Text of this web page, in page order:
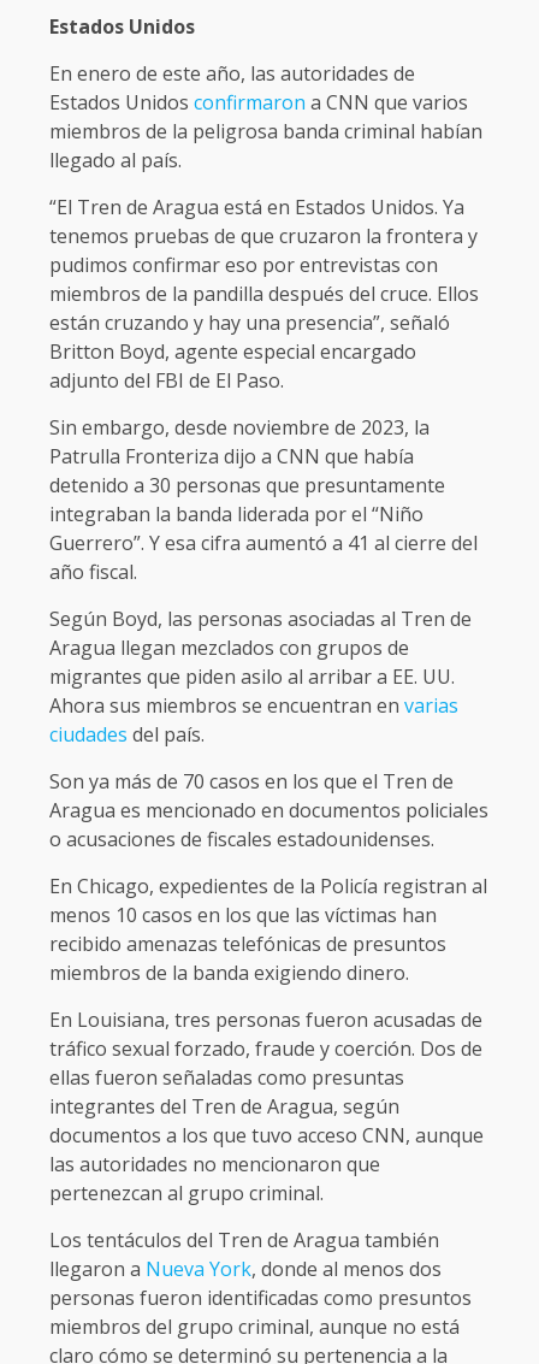
Estados Unidos
En enero de este año, las autoridades de
Estados Unidos confirmaron a CNN que varios
miembros de la peligrosa banda criminal habían
llegado al país.
“El Tren de Aragua está en Estados Unidos. Ya
tenemos pruebas de que cruzaron la frontera y
pudimos confirmar eso por entrevistas con
miembros de la pandilla después del cruce. Ellos
están cruzando y hay una presencia”, señaló
Britton Boyd, agente especial encargado
adjunto del FBI de El Paso.
Sin embargo, desde noviembre de 2023, la
Patrulla Fronteriza dijo a CNN que había
detenido a 30 personas que presuntamente
integraban la banda liderada por el “Niño
Guerrero”. Y esa cifra aumentó a 41 al cierre del
año fiscal.
Según Boyd, las personas asociadas al Tren de
Aragua llegan mezclados con grupos de
migrantes que piden asilo al arribar a EE. UU.
Ahora sus miembros se encuentran en varias
ciudades del país.
Son ya más de 70 casos en los que el Tren de
Aragua es mencionado en documentos policiales
o acusaciones de fiscales estadounidenses.
En Chicago, expedientes de la Policía registran al
menos 10 casos en los que las víctimas han
recibido amenazas telefónicas de presuntos
miembros de la banda exigiendo dinero.
En Louisiana, tres personas fueron acusadas de
tráfico sexual forzado, fraude y coerción. Dos de
ellas fueron señaladas como presuntas
integrantes del Tren de Aragua, según
documentos a los que tuvo acceso CNN, aunque
las autoridades no mencionaron que
pertenezcan al grupo criminal.
Los tentáculos del Tren de Aragua también
llegaron a Nueva York, donde al menos dos
personas fueron identificadas como presuntos
miembros del grupo criminal, aunque no está
claro cómo se determinó su pertenencia a la